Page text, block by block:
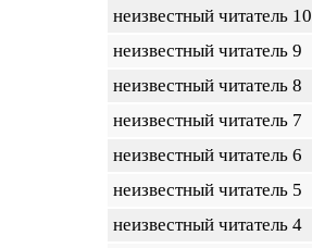
неизвестный читатель 10
неизвестный читатель 9
неизвестный читатель 8
неизвестный читатель 7
неизвестный читатель 6
неизвестный читатель 5
неизвестный читатель 4